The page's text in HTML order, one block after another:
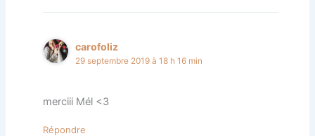
carofoliz
29 septembre 2019 à 18 h 16 min
merciii Mél <3
Répondre